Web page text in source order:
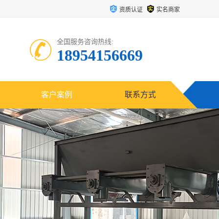
资质认证 实名商家
全国服务咨询热线:
18954156669
客户案例 联系方式